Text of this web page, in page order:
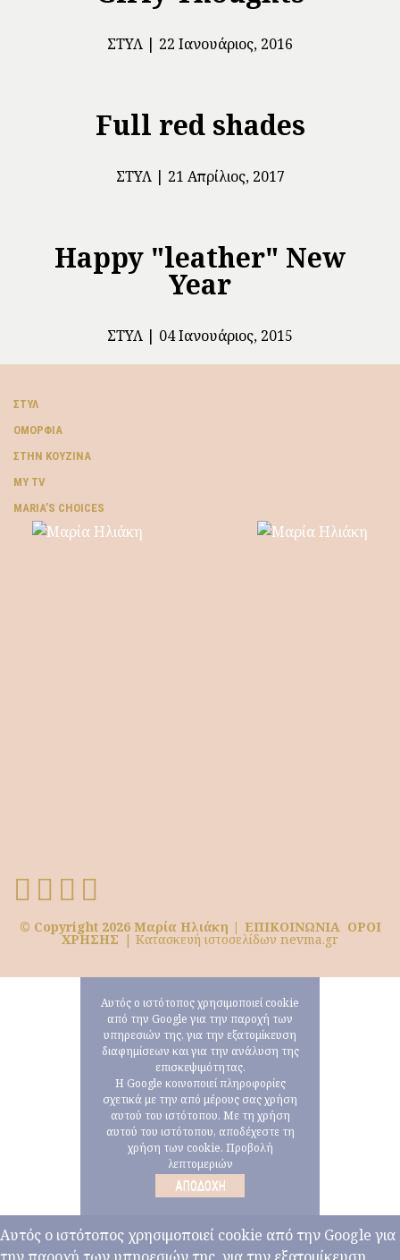
ΣΤΥΛ 22 Ιανουάριος, 2016
Full red shades
ΣΤΥΛ 21 Απρίλιος, 2017
Happy "leather" New
Year
ΣΤΥΛ 04 Ιανουάριος, 2015
ΣΤΥΛ
ΟΜΟΡΦΙΆ
ΣΤΗΝ ΚΟΥΖΊΝΑ
MY TV
ΜARIA’S CHOICES
© Copyright 2026 Μαρία Ηλιάκη | ΕΠΙΚΟΙΝΩΝΙΑ ΟΡΟΙ
ΧΡΗΣΗΣ | Κατασκευή ιστοσελίδων nevma.gr
Αυτός ο ιστότοπος χρησιμοποιεί cookie
από την Google για την παροχή των
υπηρεσιών της, για την εξατομίκευση
διαφημίσεων και για την ανάλυση της
επισκεψιμότητας.
Η Google κοινοποιεί πληροφορίες
σχετικά με την από μέρους σας χρήση
αυτού του ιστότοπου. Με τη χρήση
αυτού του ιστότοπου, αποδέχεστε τη
χρήση των cookie. Προβολή
λεπτομεριών
ΑΠΟΔΟΧΉ
Αυτός ο ιστότοπος χρησιμοποιεί cookie από την Google για